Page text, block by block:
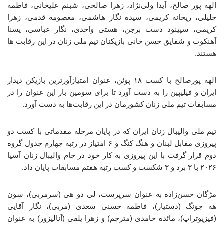
الهه پور صالح، آیدا ولی‌نژاد، زهرا صالحی، شبنم علیخانی، فاطمه
خلیلی، ریحانه کریمی، سیده نگار هاشمی، معصومه قدمی، زهرا
کریمی، سپینود دست برجن، هستی واحدی، نگار عباسی، یسنا
آهنکوب و شقایق حسن خانی بازیکنان تیم ملی زنان در این رقابت ها
هستند.
الهه پورصالح با کسب ۱۸ پوئن، عنوان امتیازآورترین بازیکن دیدار
ایران و فیلیپین را به دست آورد تا برای سومین بار این عنوان را در
مسابقات تیم ملی زنان کشورمان در این رقابت‌ها به دست آورد.
تیم ملی والیبال زنان ایران که در پایان مرحله مقدماتی با کسب دو
پیروزی مقابل لبنان و هنگ کنگ و ۶ امتیاز در رتبه چهارم جدول گروه
دوم قرار گرفت با این پیروزی به کار خود در جام والیبال زنان آسیا
۲۰۲۶ با ۳ برد و ۳ شکست و کسب رتبه هفتم مسابقات پایان داد.
مژگان حسن‌زاده به عنوان سرپرست، لی دو هی (سرمربی)، سون
هه چونگ (دستیار)، فاطمه حسنی سعدی (مربی)، نگار آقایی
(فیزیوتراپ)، مائده حامدی (مترجم) و زهرا یلقی (آنالیزور) به عنوان